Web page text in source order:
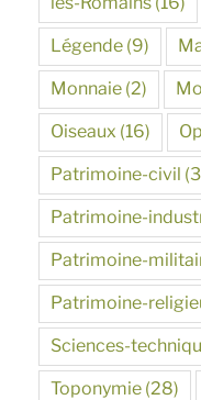
Légende (9)
Monnaie (2)
Oiseaux (16)
Patrimoine-civil
Patrimoine-
Patrimoine-
Patrimoine-
Sciences-
Toponymie (28)